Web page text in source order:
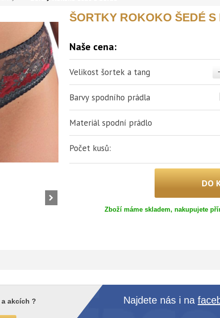
ŠORTKY ROKOKO ŠEDÉ S
Naše cena:
Velikost šortek a tang
Barvy spodního prádla
Materiál spodní prádlo
Počet kusů:
Zboží máme skladem, nakupujete
akcích ? Najdete nás i na